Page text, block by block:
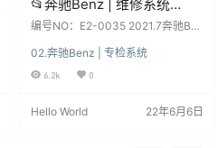
📂奔驰Benz | 维修系统
2021.7 [WIS安装教程+证书
+补丁+注册激活码] 奔驰车
型维修手册+电路图查询系统
新款车型(16G)
编号NO：E2-0035 2021.7奔驰Ben
统 [WIS安装视频教程+证书+补丁
+注册激活码]16G 软件系统：下载
试, 仅供参考！ 不同版本：数据、功
02.奔驰Benz | 专检系统
6.2k 0
Hello World 22年6月6日